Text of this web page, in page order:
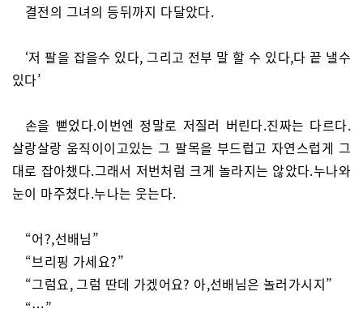
결전의 그녀의 등뒤까지 다달았다.
‘저 팔을 잡을수 있다, 그리고 전부 말 할 수 있다,다 끝 낼수
있다’
손을 뻗었다.이번엔 정말로 저질러 버린다.진짜는 다르다.
살랑살랑 움직이이고있는 그 팔목을 부드럽고 자연스럽게 그
대로 잡아챘다.그래서 저번처럼 크게 놀라지는 않았다.누나와
눈이 마주쳤다.누나는 웃는다.
“어?,선배님”
“브리핑 가세요?”
“그럼요, 그럼 딴데 가겠어요? 아,선배님은 놀러가시지”
“…”